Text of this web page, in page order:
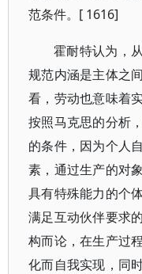
范条件。[ 1616]
霍耐特认为，
规范内涵是主体之
看，劳动也意味着
按照马克思的分析
的条件，因为个人
素，通过生产的对
具有特殊能力的个
满足互动伙伴要求
构而论，在生产过
化而自我实现，同